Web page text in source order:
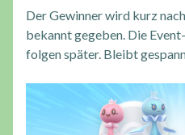
Der Gewinner wird kurz
bekannt gegeben. Die
folgen später. Bleibt